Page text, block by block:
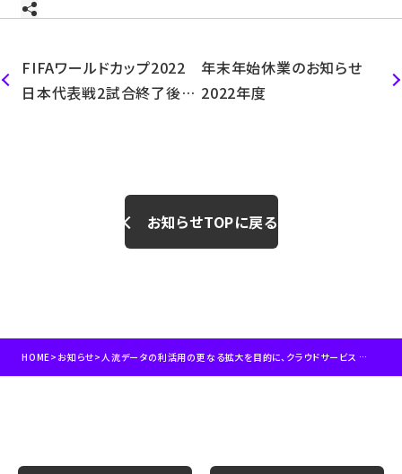
FIFAワールドカップ2022
日本代表戦2試合終了後の
年末年始休業のお知らせ
2022年度
お知らせTOPに戻る
HOME> お知らせ> 人流データの利活用の更なる拡大を目的に、クラウドサービス “人流アナリティクス”をリニューアル